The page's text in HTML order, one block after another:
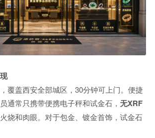
覆盖西安全部城区，30分钟可上门。便捷
通常只携带便携电子秤和试金石， 无XRF
烧和肉眼。对于包金、镀金首饰，试金石